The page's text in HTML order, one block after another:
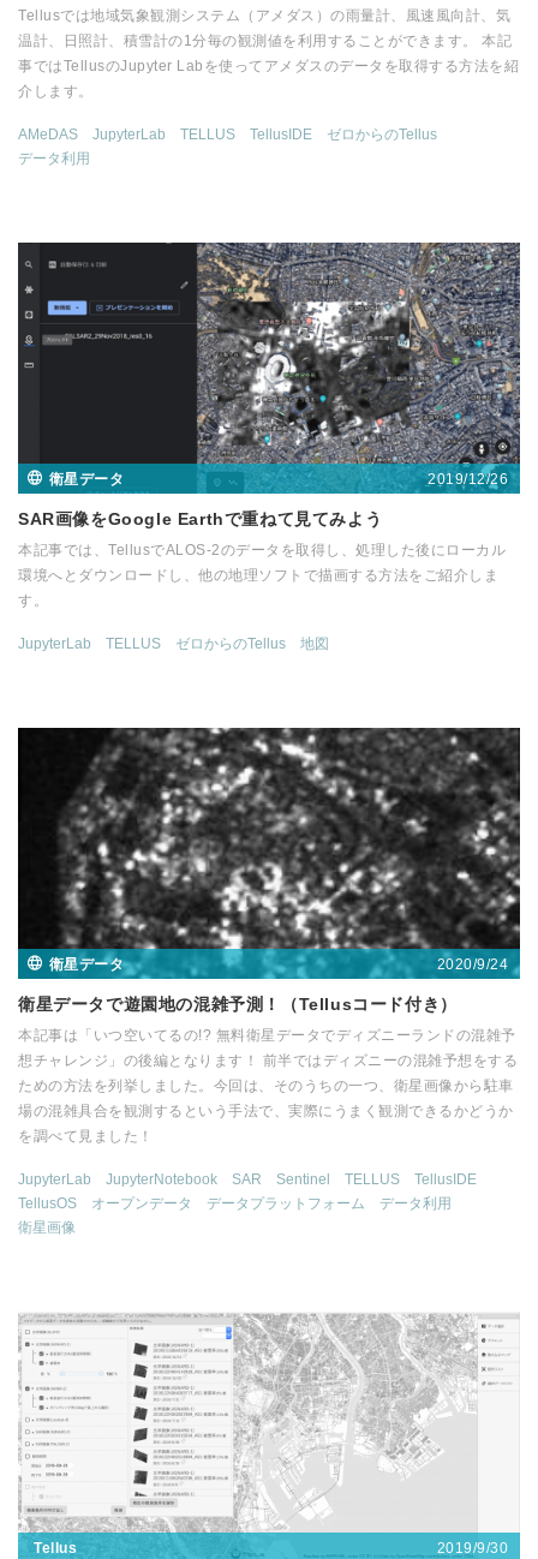
Tellusでは地域気象観測システム（アメダス）の雨量計、風速風向計、気
温計、日照計、積雪計の1分毎の観測値を利用することができます。 本記
事ではTellusのJupyter Labを使ってアメダスのデータを取得する方法を紹
介します。
AMeDAS JupyterLab TELLUS TellusIDE
ゼロからのTellus
データ利用
衛星データ 2019/12/26
SAR画像をGoogle Earthで重ねて見てみよう
本記事では、TellusでALOS-2のデータを取得し、処理した後にローカル
環境へとダウンロードし、他の地理ソフトで描画する方法をご紹介しま
す。
JupyterLab TELLUS ゼロからのTellus 地図
衛星データ 2020/9/24
衛星データで遊園地の混雑予測！（Tellusコード付き）
本記事は「いつ空いてるの!? 無料衛星データでディズニーランドの混雑予
想チャレンジ」の後編となります！ 前半ではディズニーの混雑予想をする
ための方法を列挙しました。今回は、そのうちの一つ、衛星画像から駐車
場の混雑具合を観測するという手法で、実際にうまく観測できるかどうか
を調べて見ました！
JupyterLab JupyterNotebook SAR Sentinel TELLUS
TellusIDE
TellusOS
オープンデータ データプラットフォーム
データ利用
衛星画像
Tellus 2019/9/30